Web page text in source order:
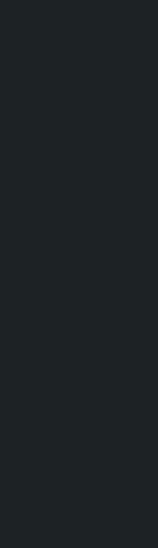
सांसद यादवले
‘गौंथली’ बन्यो धेरै
शेखरले अस्वीकार गरे
‘करदाता प्रोत्साहन